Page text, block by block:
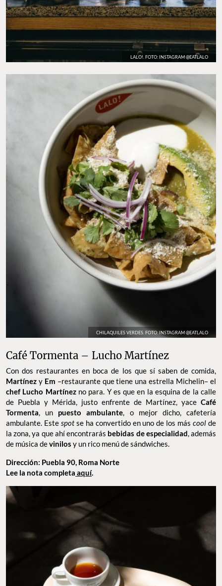
LALO!. FOTO: INSTAGRAM @EATLALO
CHILAQUILES VERDES. FOTO: INSTAGRAM @EATLALO
Café Tormenta – Lucho Martínez
Con dos restaurantes en boca de los que sí saben de comida,
Martínez y Em –restaurante que tiene una estrella Michelin– el
chef Lucho Martínez no para. Y es que en la esquina de la calle
de Puebla y Mérida, justo enfrente de Martínez, yace Café
Tormenta, un puesto ambulante, o mejor dicho, cafetería
ambulante. Estespotse ha convertido en uno de los máscoolde
la zona, ya que ahí encontrarás bebidas de especialidad, además
de música devinilos y un rico menú de sándwiches.
Dirección: Puebla 90, Roma Norte
Lee la nota completa aquí.